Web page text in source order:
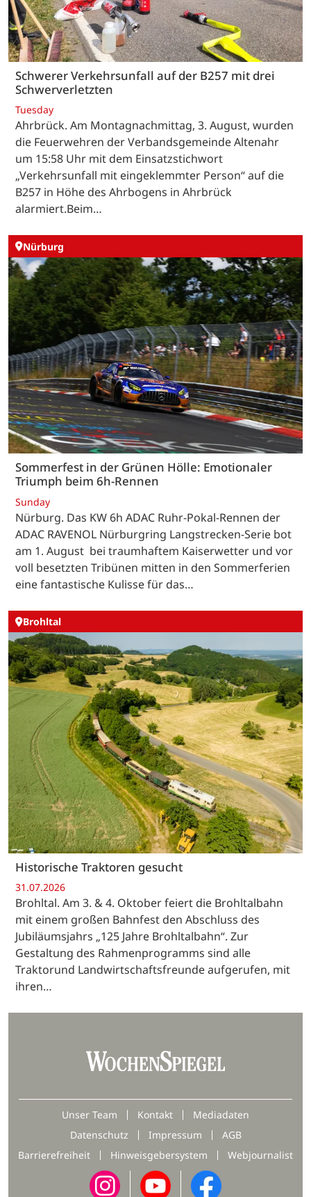
Schwerer Verkehrsunfall auf der B257 mit drei
Schwerverletzten
Tuesday
Ahrbrück. Am Montagnachmittag, 3. August, wurden
die Feuerwehren der Verbandsgemeinde Altenahr
um 15:58 Uhr mit dem Einsatzstichwort
„Verkehrsunfall mit eingeklemmter Person“ auf die
B257 in Höhe des Ahrbogens in Ahrbrück
alarmiert.Beim…
Nürburg
Sommerfest in der Grünen Hölle: Emotionaler
Triumph beim 6h-Rennen
Sunday
Nürburg. Das KW 6h ADAC Ruhr-Pokal-Rennen der
ADAC RAVENOL Nürburgring Langstrecken-Serie bot
am 1. August bei traumhaftem Kaiserwetter und vor
voll besetzten Tribünen mitten in den Sommerferien
eine fantastische Kulisse für das…
Brohltal
Historische Traktoren gesucht
31.07.2026
Brohltal. Am 3. & 4. Oktober feiert die Brohltalbahn
mit einem großen Bahnfest den Abschluss des
Jubiläumsjahrs „125 Jahre Brohltalbahn“. Zur
Gestaltung des Rahmenprogramms sind alle
Traktorund Landwirtschaftsfreunde aufgerufen, mit
ihren…
Unser Team Kontakt
Mediadaten
Datenschutz
Impressum
AGB
Barrierefreiheit
Hinweisgebersystem Webjournalist